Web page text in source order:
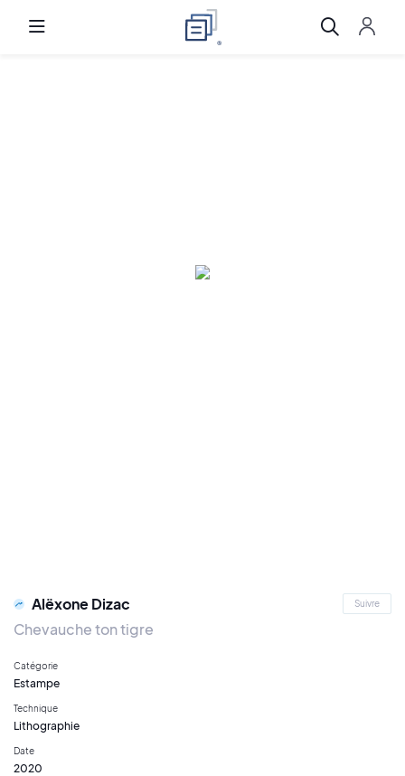
Alëxone Dizac Suivre
Chevauche ton tigre
Catégorie
Estampe
Technique
Lithographie
Date
2020